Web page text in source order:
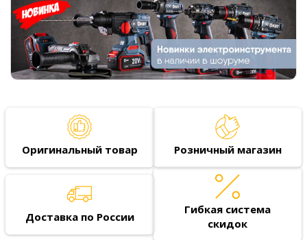
Оригинальный товар Розничный магазин
Доставка по России
Гибкая система
скидок